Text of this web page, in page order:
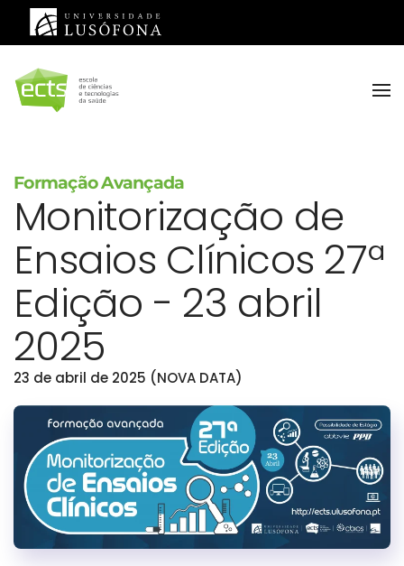
Saltar para o conteúdo principal
Formação Avançada
Monitorização de
Ensaios Clínicos 27ª
Edição - 23 abril
2025
23 de abril de 2025 (NOVA DATA)